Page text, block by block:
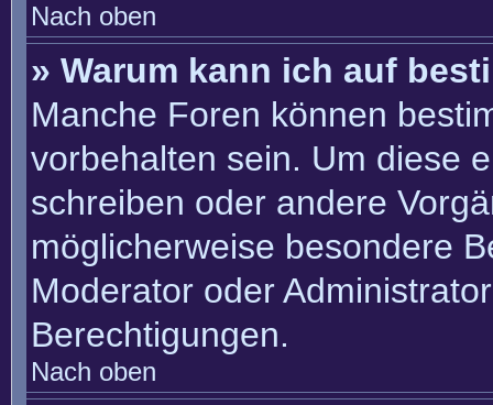
Nach oben
» Warum kann ich auf
Manche Foren können
vorbehalten sein. Um diese
schreiben oder andere
möglicherweise besondere
Moderator oder
Berechtigungen.
Nach oben